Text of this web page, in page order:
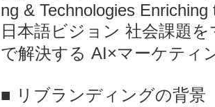
ng & Technologies
日本語ビジョン 社会課題
で解決する AI×マーケティ
■ リブランディングの背景